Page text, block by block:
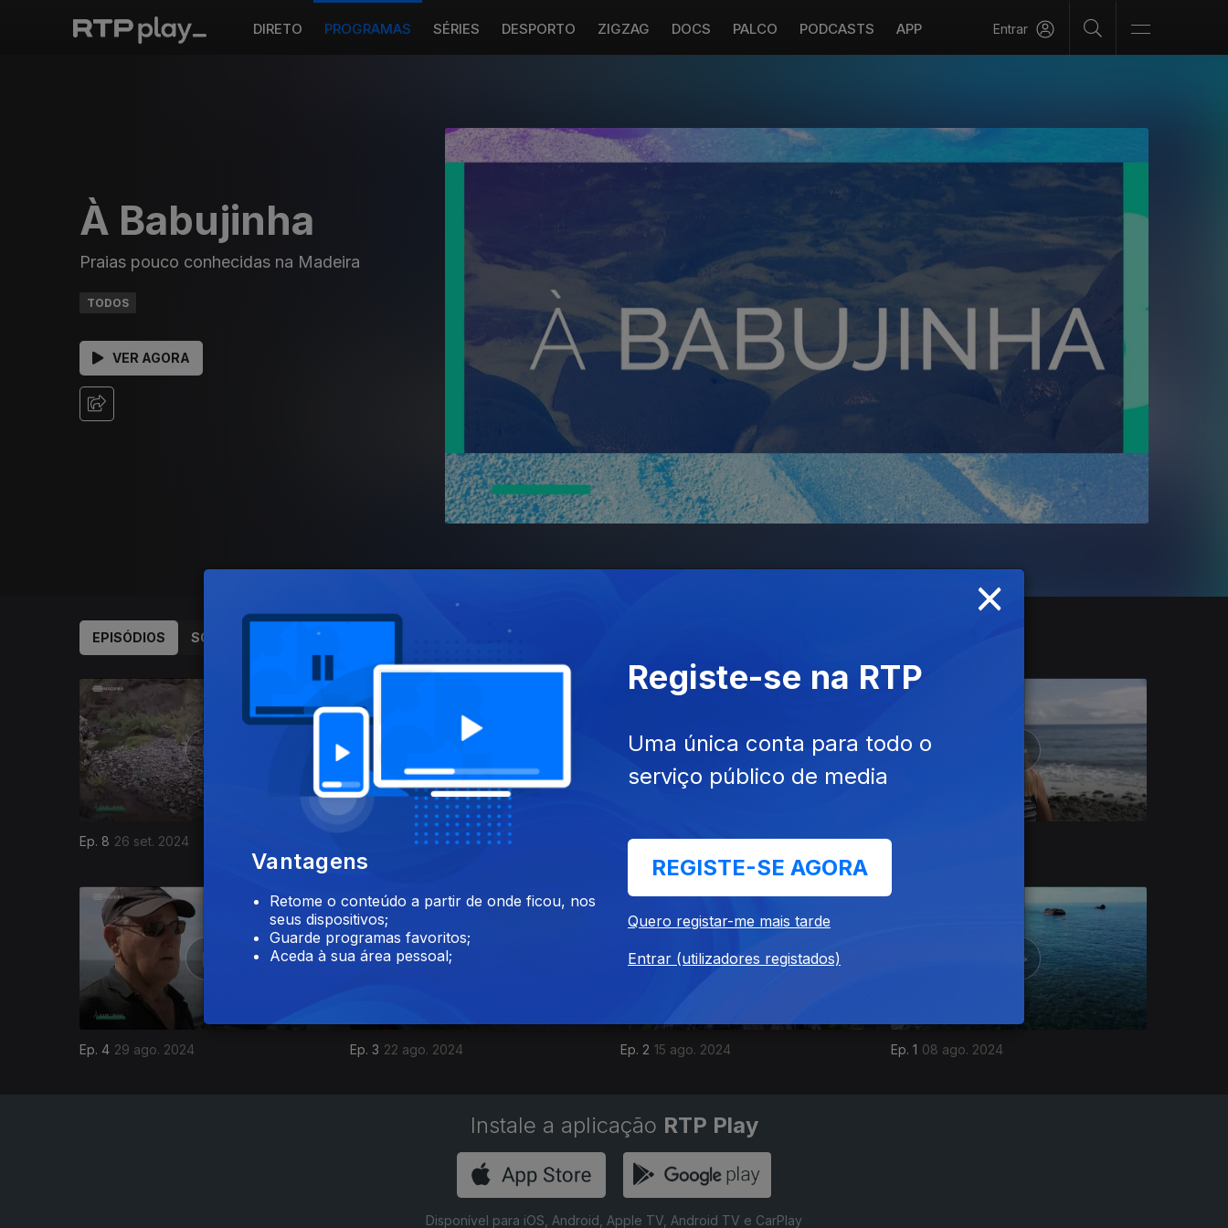
DIRETO PROGRAMAS SÉRIES DESPORTO ZIGZAG DOCS PALCO PODCASTS APP Entrar
À Babujinha
Praias pouco conhecidas na Madeira
TODOS
VER AGORA
EPISÓDIOS SOBRE
Ep. 8 26 set. 2024 19 set. 2024 Ep. 5 12 set. 2024 Ep. 6
Ep. 4 29 ago. 2024 Ep. 3 22 ago. 2024 Ep. 2 15 ago. 2024 Ep. 1 08 ago. 2024
791707
Instale a aplicação RTP Play
Disponível para iOS, Android, Apple TV, Android TV e CarPlay
×
Vantagens
Retome o conteúdo a partir de onde ficou, nos
seus dispositivos;
Guarde programas favoritos;
Aceda à sua área pessoal;
Registe-se na RTP
Uma única conta para todo o
serviço público de media
REGISTE-SE AGORA
Quero registar-me mais tarde
Entrar (utilizadores registados)